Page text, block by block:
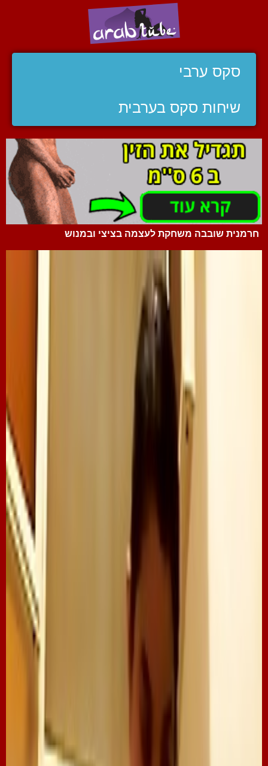
סקס ערבי
שיחות סקס בערבית
חרמנית שובבה משחקת לעצמה בציצי ובמנוש